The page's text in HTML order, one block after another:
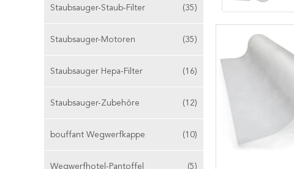
Staubsauger-Staub-Filter (35)
Staubsauger-Motoren (35)
Staubsauger Hepa-Filter (16)
Staubsauger-Zubehöre (12)
bouffant Wegwerfkappe (10)
Wegwerfhotel-Pantoffel (5)